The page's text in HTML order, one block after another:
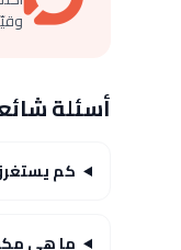
أسئلة
كم
ما هي